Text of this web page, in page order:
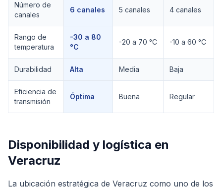
Número de
canales
6 canales 5 canales 4 canales
Rango de
temperatura
-30 a 80
°C
-20 a 70 °C -10 a 60 °C
Durabilidad Alta Media Baja
Eficiencia de
transmisión
Óptima Buena Regular
Disponibilidad y logística en
Veracruz
La ubicación estratégica de Veracruz como uno de los